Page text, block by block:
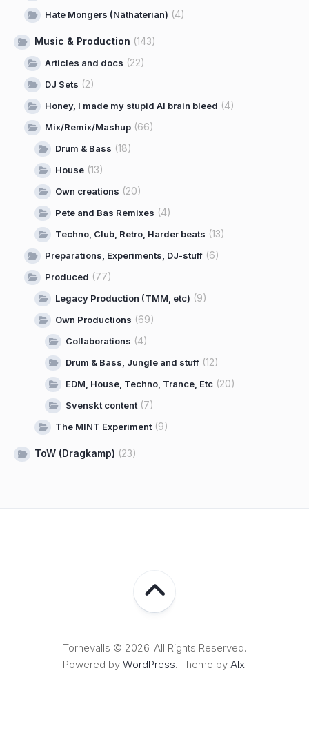
Hate Mongers (Näthaterian) (4)
Music & Production (143)
Articles and docs (22)
DJ Sets (2)
Honey, I made my stupid AI brain bleed (4)
Mix/Remix/Mashup (66)
Drum & Bass (18)
House (13)
Own creations (20)
Pete and Bas Remixes (4)
Techno, Club, Retro, Harder beats (13)
Preparations, Experiments, DJ-stuff (6)
Produced (77)
Legacy Production (TMM, etc) (9)
Own Productions (69)
Collaborations (4)
Drum & Bass, Jungle and stuff (12)
EDM, House, Techno, Trance, Etc (20)
Svenskt content(7)
The MINT Experiment(9)
ToW (Dragkamp) (23)
Tornevalls © 2026. All Rights Reserved.
Powered by WordPress. Theme by Alx.